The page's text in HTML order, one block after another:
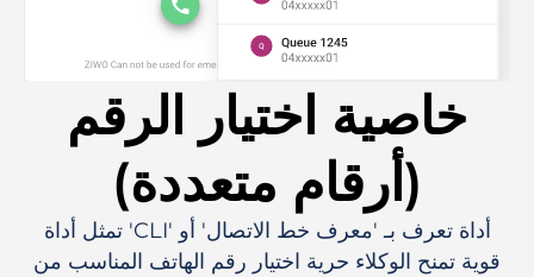
خاصية اختيار الرقم
(أرقام متعددة)
أداة تعرف بـ 'معرف خط الاتصال' أو 'CLI' تمثل أداة
قوية تمنح الوكلاء حرية اختيار رقم الهاتف المناسب من